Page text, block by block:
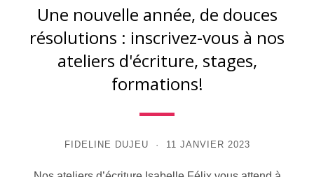
Une nouvelle année, de douces
résolutions : inscrivez-vous à nos
ateliers d'écriture, stages,
formations!
FIDELINE DUJEU 11 JANVIER 2023